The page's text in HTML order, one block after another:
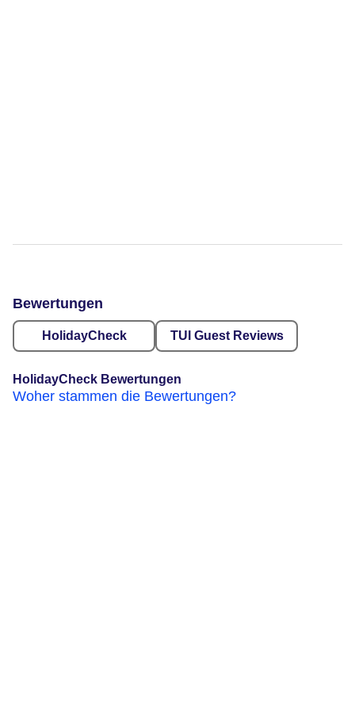
Bewertungen
HolidayCheck TUI Guest Reviews
HolidayCheck Bewertungen
Woher stammen die Bewertungen?